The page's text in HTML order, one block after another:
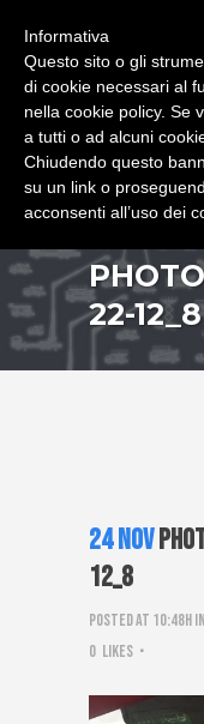
22-12_8
24 Nov
12_8
Posted at 10:48hin
0 Likes
Informativa
Questo sito o gli
di cookie necessari al
nella cookie policy. Se
a tutti o ad alcuni
Chiudendo questo
su un link o
acconsenti all’uso dei